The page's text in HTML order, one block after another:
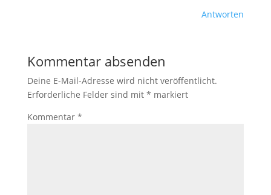
Antworten
Kommentar absenden
Deine E-Mail-Adresse wird nicht veröffentlicht.
Erforderliche Felder sind mit * markiert
Kommentar *